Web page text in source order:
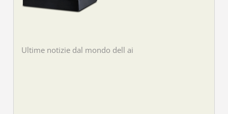
Ultime notizie dal mondo dell ai